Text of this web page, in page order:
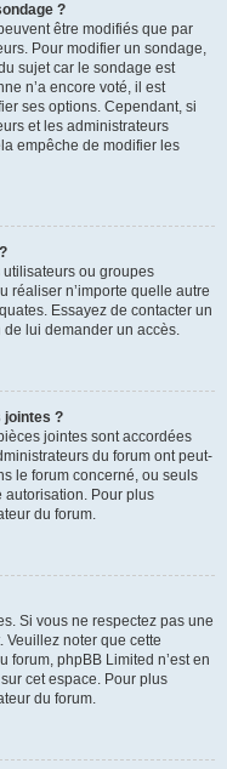
?
être modifiés que par
Pour modifier un sondage,
sujet car le sondage est
n’a encore voté, il est
ses options. Cependant, si
et les administrateurs
empêche de modifier les
ou groupes
réaliser n’importe quelle autre
Essayez de contacter un
lui demander un accès.
jointes ?
jointes sont accordées
du forum ont peut-
le forum concerné, ou seuls
autorisation. Pour plus
du forum.
Si vous ne respectez pas une
Veuillez noter que cette
forum, phpBB Limited n’est en
cet espace. Pour plus
du forum.